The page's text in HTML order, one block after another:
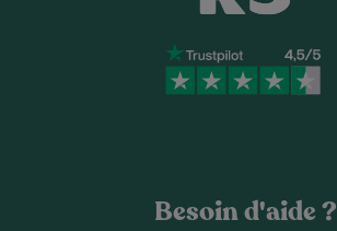
Besoin d'aide ?